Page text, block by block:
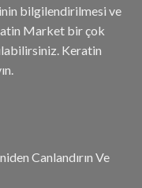
bilgilendirilmesi ve
Market bir çok
Keratin
Canlandırın Ve